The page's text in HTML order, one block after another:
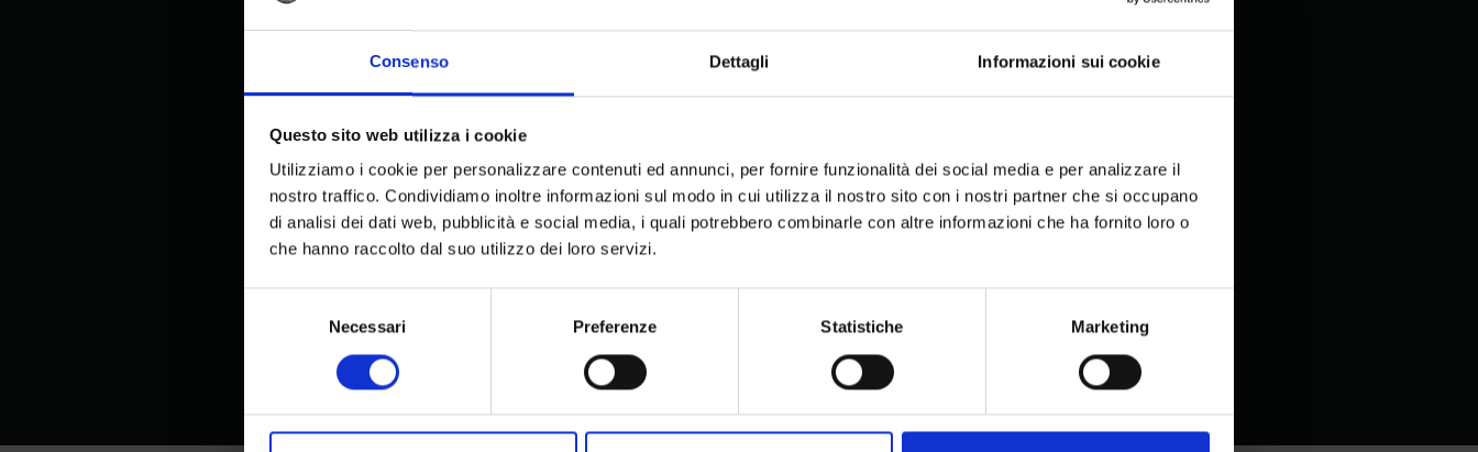
Consenso Dettagli Informazioni sui cookie
Questo sito web utilizza i cookie
Utilizziamo i cookie per personalizzare contenuti ed annunci, per fornire funzionalità dei social media e per analizzare il
nostro traffico. Condividiamo inoltre informazioni sul modo in cui utilizza il nostro sito con i nostri partner che si occupano
di analisi dei dati web, pubblicità e social media, i quali potrebbero combinarle con altre informazioni che ha fornito loro o
che hanno raccolto dal suo utilizzo dei loro servizi.
Necessari Preferenze Statistiche Marketing